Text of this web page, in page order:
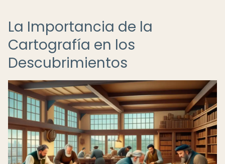
La Importancia de la
Cartografía en los
Descubrimientos